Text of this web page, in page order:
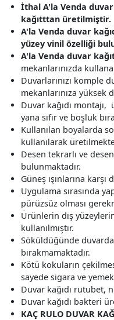
İthal A'la Venda duvar
kağıtttan üretilmiştir.
A'la Venda duvar
yüzey vinil özelliği
A'la Venda duvar
mekanlarınızda
Duvarlarınızı komple
mekanlarınıza yüksek
Duvar kağıdı
yana sıfır ve boşluk
Kullanılan boyalarda
kullanılarak
Desen tekrarlı ve
bulunmaktadır.
Güneş ışınlarına karşı
Uygulama sırasında
pürüzsüz olması
Ürünlerin dış
kullanılmıştır.
Söküldüğünde
bırakmamaktadır.
Kötü kokuların
sayede sigara ve
Duvar kağıdı rutubet,
Duvar kağıdı bakteri
KAÇ RULO DUVAR